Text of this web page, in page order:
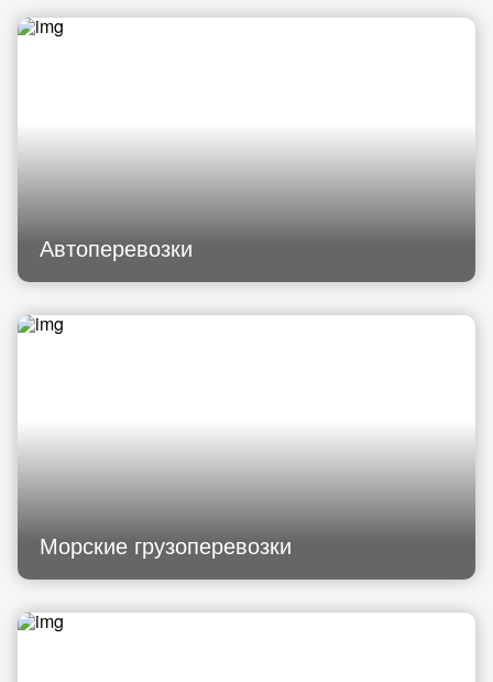
Автоперевозки
Морские грузоперевозки